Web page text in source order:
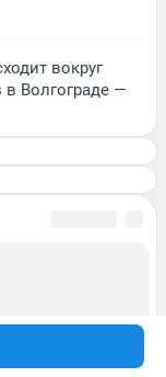
вокруг
Волгограде —